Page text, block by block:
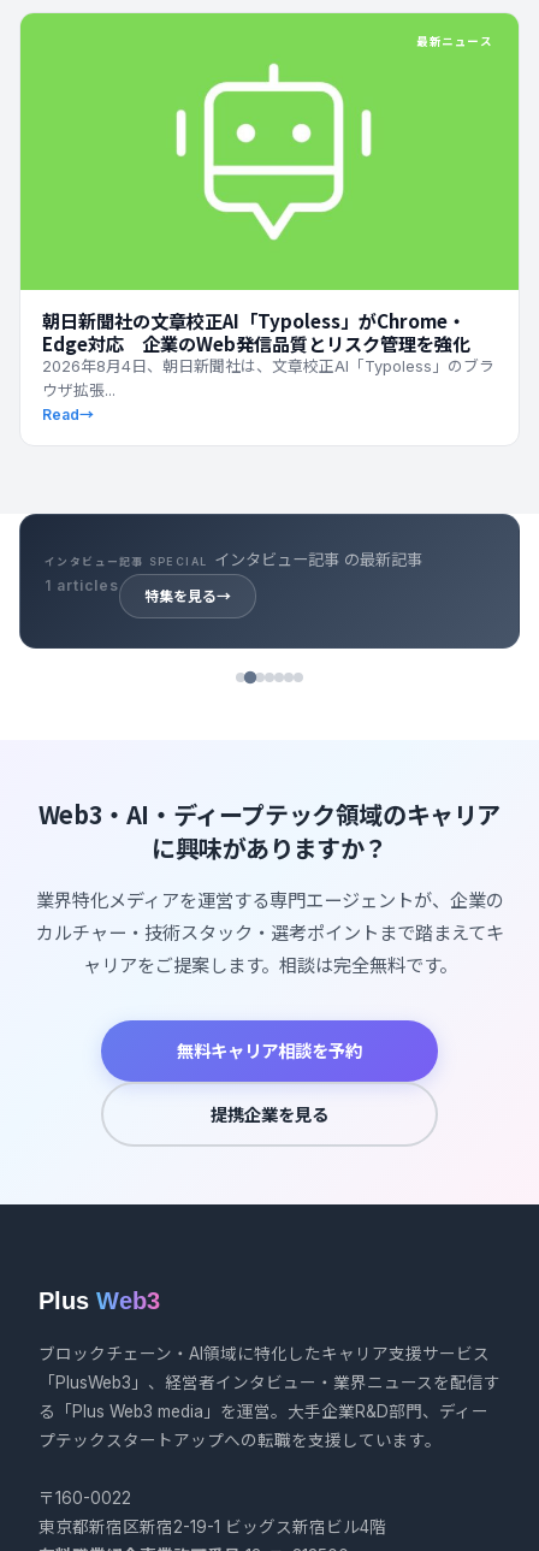
最新ニュース
朝日新聞社の文章校正AI「Typoless」がChrome・
Edge対応 企業のWeb発信品質とリスク管理を強化
2026年8月4日、朝日新聞社は、文章校正AI「Typoless」のブラ
ウザ拡張...
Read→
キャリア記事 SPECIAL キャリア記事 の最新記事
39 articles
特集を見る→
Web3・AI・ディープテック領域のキャリア
に興味がありますか？
業界特化メディアを運営する専門エージェントが、企業の
カルチャー・技術スタック・選考ポイントまで踏まえてキ
ャリアをご提案します。相談は完全無料です。
無料キャリア相談を予約
提携企業を見る
Plus Web3
ブロックチェーン・AI領域に特化したキャリア支援サービス
「PlusWeb3」、経営者インタビュー・業界ニュースを配信す
る「Plus Web3 media」を運営。大手企業R&D部門、ディー
プテックスタートアップへの転職を支援しています。
〒160-0022
東京都新宿区新宿2-19-1 ビッグス新宿ビル4階